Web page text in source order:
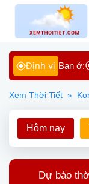
Định vị Bạn ở:
Xem Thời Tiết »
Hôm nay
Dự báo